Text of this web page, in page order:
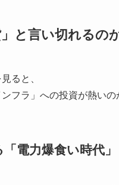
と言い切れるの
ると、
フラ」への投資が熱いの
電力爆食い時代」